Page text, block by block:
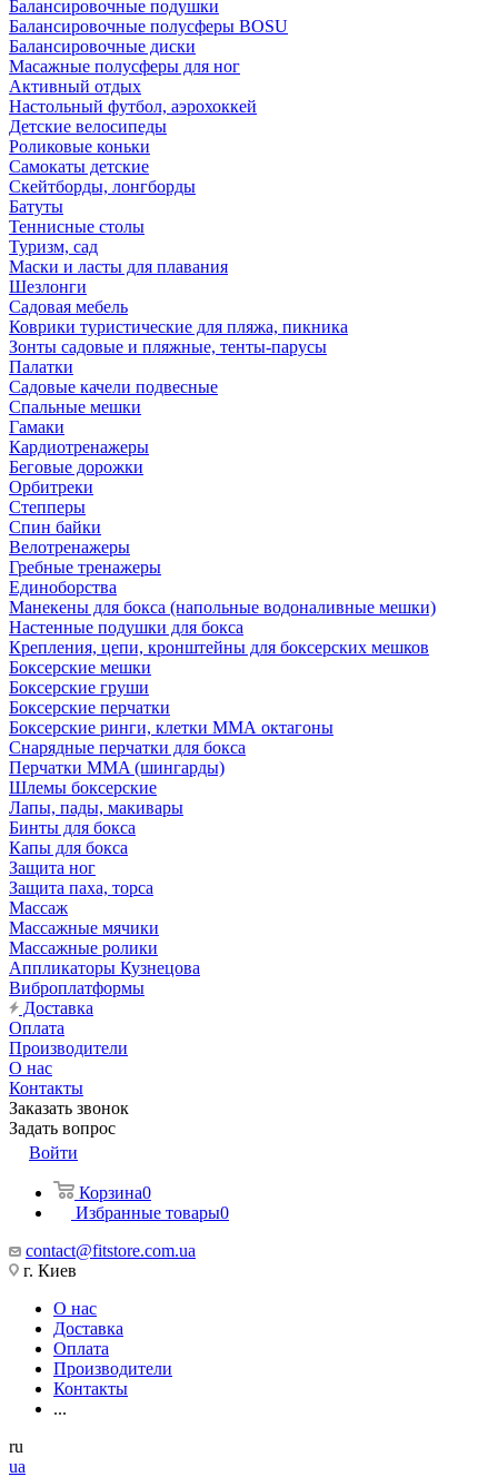
Балансировочные подушки
Балансировочные полусферы BOSU
Балансировочные диски
Масажные полусферы для ног
Активный отдых
Настольный футбол, аэрохоккей
Детские велосипеды
Роликовые коньки
Самокаты детские
Скейтборды, лонгборды
Батуты
Теннисные столы
Туризм, сад
Маски и ласты для плавания
Шезлонги
Садовая мебель
Коврики туристические для пляжа, пикника
Зонты садовые и пляжные, тенты-парусы
Палатки
Садовые качели подвесные
Спальные мешки
Гамаки
Кардиотренажеры
Беговые дорожки
Орбитреки
Степперы
Спин байки
Велотренажеры
Гребные тренажеры
Единоборства
Манекены для бокса (напольные водоналивные мешки)
Настенные подушки для бокса
Крепления, цепи, кронштейны для боксерских мешков
Боксерские мешки
Боксерские груши
Боксерские перчатки
Боксерские ринги, клетки ММА октагоны
Снарядные перчатки для бокса
Перчатки MMA (шингарды)
Шлемы боксерские
Лапы, пады, макивары
Бинты для бокса
Капы для бокса
Защита ног
Защита паха, торса
Массаж
Массажные мячики
Массажные ролики
Аппликаторы Кузнецова
Виброплатформы
Доставка
Оплата
Производители
О нас
Контакты
Заказать звонок
Задать вопрос
Войти
Корзина0
Избранные товары0
contact@fitstore.com.ua
г. Киев
О нас
Доставка
Оплата
Производители
Контакты
...
ru
ua